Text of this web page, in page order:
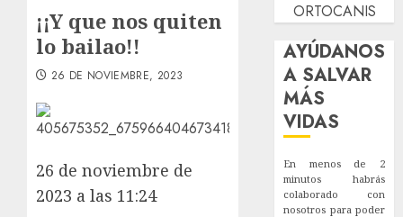
¡¡Y que nos quiten
lo bailao!!
26 DE NOVIEMBRE, 2023
26 de noviembre de
2023 a las 11:24
ORTOCANIS
AYÚDANOS
A SALVAR
MÁS
VIDAS
En menos de 2
minutos habrás
colaborado con
nosotros para poder